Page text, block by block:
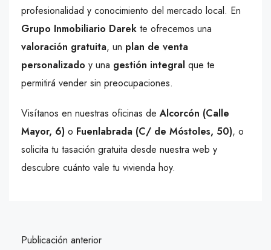
profesionalidad y conocimiento del mercado local. En
Grupo Inmobiliario Darek te ofrecemos una
valoración gratuita, un plan de venta
personalizado y una gestión integral que te
permitirá vender sin preocupaciones.
Visítanos en nuestras oficinas deAlcorcón (Calle
Mayor, 6) o Fuenlabrada (C/ de Móstoles, 50), o
solicita tu tasación gratuita desde nuestra web y
descubre cuánto vale tu vivienda hoy.
Publicación anterior